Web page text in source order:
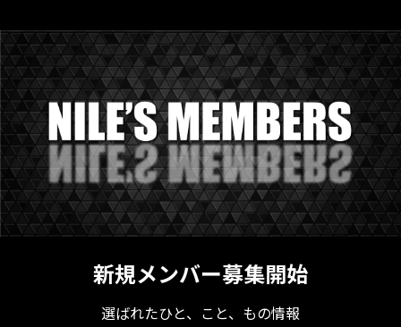
新規メンバー募集開始
選ばれたひと、こと、もの情報